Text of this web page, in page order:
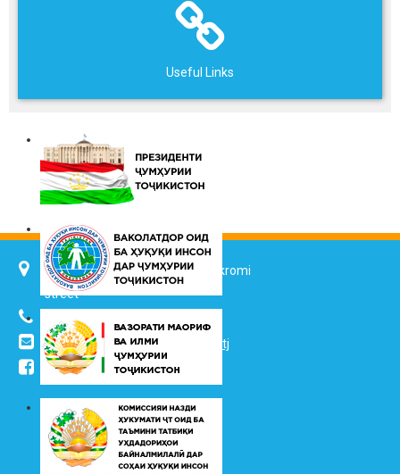
Useful Links
734025, Dushanbe city, 7 Jalol Ikromi
street
(+992 37) 2217352
info@vhk.tj
info@ombudsman.tj
/kudakon